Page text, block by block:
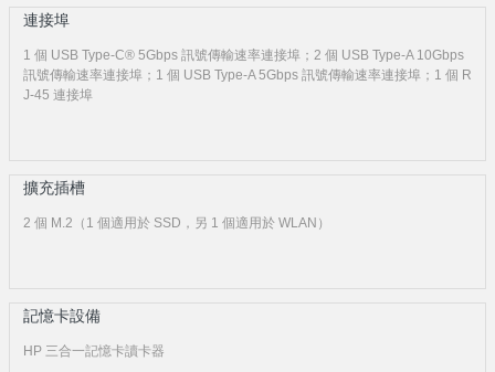
連接埠
1 個 USB Type-C® 5Gbps 訊號傳輸速率連接埠；2 個 USB Type-A 10Gbps
訊號傳輸速率連接埠；1 個 USB Type-A 5Gbps 訊號傳輸速率連接埠；1 個 R
J-45 連接埠
擴充插槽
2 個 M.2（1 個適用於 SSD，另 1 個適用於 WLAN）
記憶卡設備
HP 三合一記憶卡讀卡器